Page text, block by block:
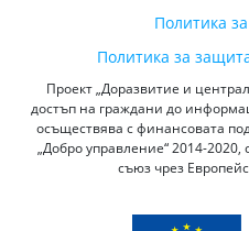
Политика
Политика за
Проект „Доразвитие и
достъп на граждани до
осъществява с финансовата
„Добро управление“ 2014-
съюз чрез